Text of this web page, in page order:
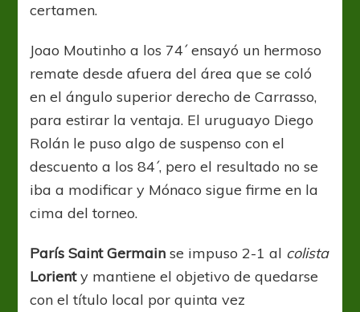
certamen.
Joao Moutinho a los 74´ ensayó un hermoso
remate desde afuera del área que se coló
en el ángulo superior derecho de Carrasso,
para estirar la ventaja. El uruguayo Diego
Rolán le puso algo de suspenso con el
descuento a los 84´, pero el resultado no se
iba a modificar y Mónaco sigue firme en la
cima del torneo.
París Saint Germain se impuso 2-1 al colista
Lorienty mantiene el objetivo de quedarse
con el título local por quinta vez